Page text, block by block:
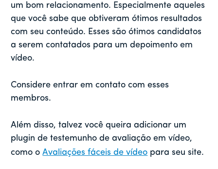
um bom relacionamento. Especialmente aqueles
que você sabe que obtiveram ótimos resultados
com seu conteúdo. Esses são ótimos candidatos
a serem contatados para um depoimento em
vídeo.
Considere entrar em contato com esses
membros.
Além disso, talvez você queira adicionar um
plugin de testemunho de avaliação em vídeo,
como oAvaliações fáceis de vídeo para seu site.